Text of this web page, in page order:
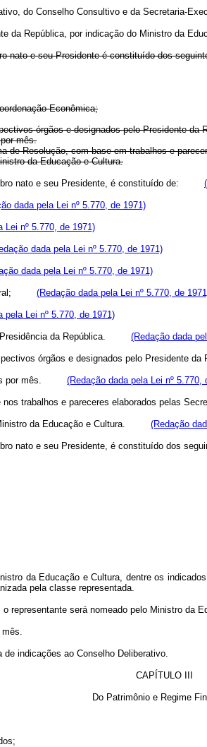
do Conselho Consultivo e da Secretaria-
da República, por indicação do Ministro da
nato e seu Presidente é constituído dos
Econômica;
órgãos e designados pelo Presidente da
mês.
Resolução, com base em trabalhos e
da Educação e Cultura.
nato e seu Presidente, é constituído de:
dada pela Lei nº 5.770, de 1971)
Lei nº 5.770, de 1971)
dada pela Lei nº 5.770, de 1971)
dada pela Lei nº 5.770, de 1971)
Geral; (Redação dada pela Lei nº 5.770, de
pela Lei nº 5.770, de 1971)
Presidência da República. (Redação dada
órgãos e designados pelo
por mês. (Redação dada pela Lei nº 5.770,
nos trabalhos e pareceres elaborados pelas
Ministro da Educação e Cultura. (Redação
nato e seu Presidente, é constituído dos
da Educação e Cultura, dentre os
pela classe representada.
será nomeado pelo Ministro da
indicações ao Conselho Deliberativo.
CAPÍTULO III
Do Patrimônio e Regime